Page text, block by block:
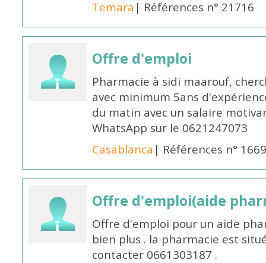
Temara | Références n° 21716
Offre d'emploi
Pharmacie à sidi maarouf,
avec minimum 5ans
du matin avec un salaire
WhatsApp sur le 0621247073
Casablanca | Références n°
Offre d'emploi(aide
Offre d'emploi pour un aide
bien plus . la pharmacie est
contacter 0661303187 .